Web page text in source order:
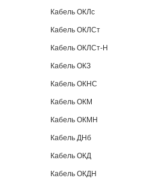
Кабель ОКЛс
Кабель ОКЛСт
Кабель ОКЛСт-Н
Кабель ОКЗ
Кабель ОКНС
Кабель ОКМ
Кабель ОКМН
Кабель ДНб
Кабель ОКД
Кабель ОКДН